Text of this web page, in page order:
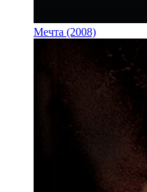
Мечта (2008)